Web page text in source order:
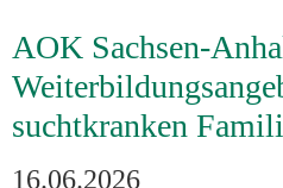
AOK Sachsen-
suchtkranken
16.06.2026